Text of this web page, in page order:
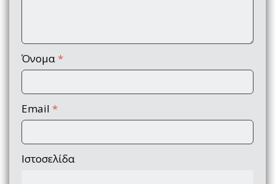
Όνομα *
Email *
Ιστοσελίδα